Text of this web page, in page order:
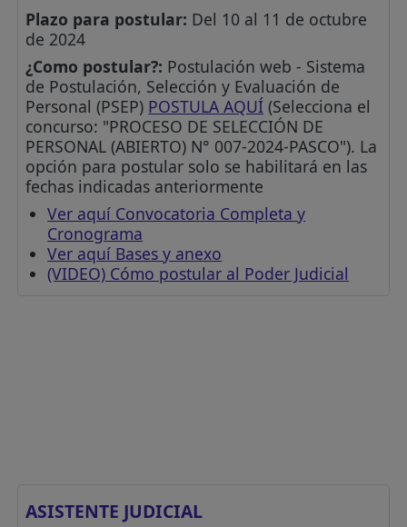
Plazo para postular: Del 10 al 11 de octubre
de 2024
¿Como postular?: Postulación web - Sistema
de Postulación, Selección y Evaluación de
Personal (PSEP) POSTULA AQUÍ (Selecciona el
concurso: "PROCESO DE SELECCIÓN DE
PERSONAL (ABIERTO) N° 007-2024-PASCO"). La
opción para postular solo se habilitará en las
fechas indicadas anteriormente
Ver aquí Convocatoria Completa y
Cronograma
Ver aquí Bases y anexo
(VIDEO) Cómo postular al Poder Judicial
ASISTENTE JUDICIAL